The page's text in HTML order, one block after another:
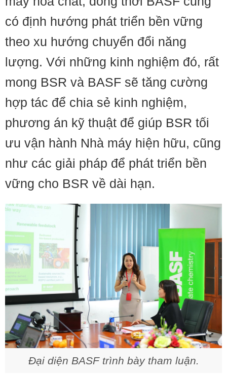
có định hướng phát triển bền vững
theo xu hướng chuyển đổi năng
lượng. Với những kinh nghiệm đó, rất
mong BSR và BASF sẽ tăng cường
hợp tác để chia sẻ kinh nghiệm,
phương án kỹ thuật để giúp BSR tối
ưu vận hành Nhà máy hiện hữu, cũng
như các giải pháp để phát triển bền
vững cho BSR về dài hạn.
Đại diện BASF trình bày tham luận.